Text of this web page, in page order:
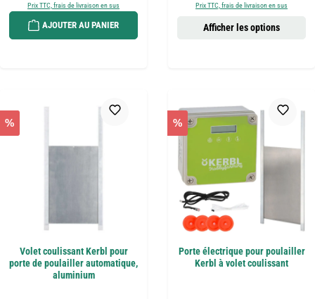
Prix TTC, frais de livraison en sus
AJOUTER AU PANIER
Prix TTC, frais de livraison en sus
Afficher les options
%
Volet coulissant Kerbl pour
porte de poulailler automatique,
aluminium
%
Porte électrique pour poulailler
Kerbl à volet coulissant